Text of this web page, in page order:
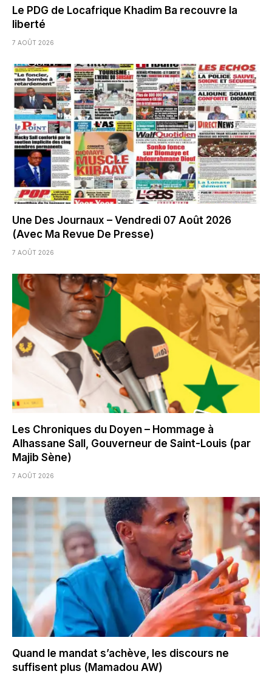
Le PDG de Locafrique Khadim Ba recouvre la
liberté
7 AOÛT 2026
Une Des Journaux – Vendredi 07 Août 2026
(Avec Ma Revue De Presse)
7 AOÛT 2026
Les Chroniques du Doyen – Hommage à
Alhassane Sall, Gouverneur de Saint-Louis (par
Majib Sène)
7 AOÛT 2026
Quand le mandat s’achève, les discours ne
suffisent plus (Mamadou AW)